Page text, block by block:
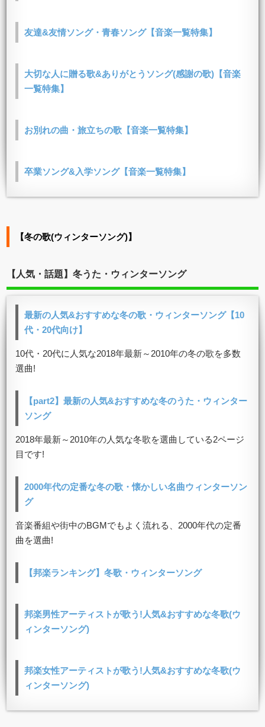
友達&友情ソング・青春ソング【音楽一覧特集】
大切な人に贈る歌&ありがとうソング(感謝の歌)【音楽
一覧特集】
お別れの曲・旅立ちの歌【音楽一覧特集】
卒業ソング&入学ソング【音楽一覧特集】
【冬の歌(ウィンターソング)】
【人気・話題】冬うた・ウィンターソング
最新の人気&おすすめな冬の歌・ウィンターソング【10
代・20代向け】
10代・20代に人気な2018年最新～2010年の冬の歌を多数
選曲!
【part2】最新の人気&おすすめな冬のうた・ウィンター
ソング
2018年最新～2010年の人気な冬歌を選曲している2ページ
目です!
2000年代の定番な冬の歌・懐かしい名曲ウィンターソン
グ
音楽番組や街中のBGMでもよく流れる、2000年代の定番
曲を選曲!
【邦楽ランキング】冬歌・ウィンターソング
邦楽男性アーティストが歌う!人気&おすすめな冬歌(ウ
ィンターソング)
邦楽女性アーティストが歌う!人気&おすすめな冬歌(ウ
ィンターソング)